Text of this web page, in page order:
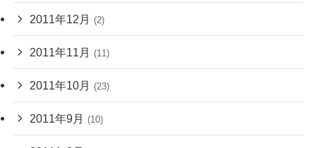
2011年12月 (2)
2011年11月 (11)
2011年10月 (23)
2011年9月 (10)